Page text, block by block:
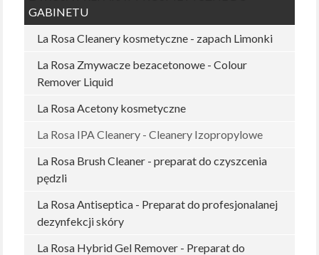
GABINETU
La Rosa Cleanery kosmetyczne - zapach Limonki
La Rosa Zmywacze bezacetonowe - Colour
Remover Liquid
La Rosa Acetony kosmetyczne
La Rosa IPA Cleanery - Cleanery Izopropylowe
La Rosa Brush Cleaner - preparat do czyszcenia
pędzli
La Rosa Antiseptica - Preparat do profesjonalanej
dezynfekcji skóry
La Rosa Hybrid Gel Remover - Preparat do